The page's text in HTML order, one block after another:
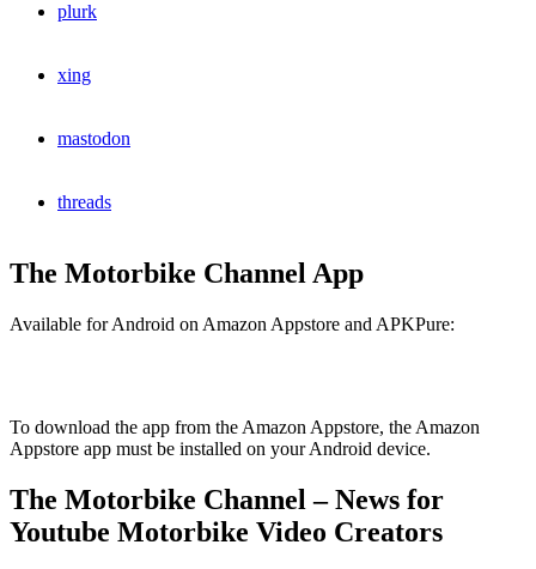
plurk
xing
mastodon
threads
The Motorbike Channel App
Available for Android on Amazon Appstore and APKPure:
To download the app from the Amazon Appstore, the Amazon
Appstore app must be installed on your Android device.
The Motorbike Channel – News for
Youtube Motorbike Video Creators